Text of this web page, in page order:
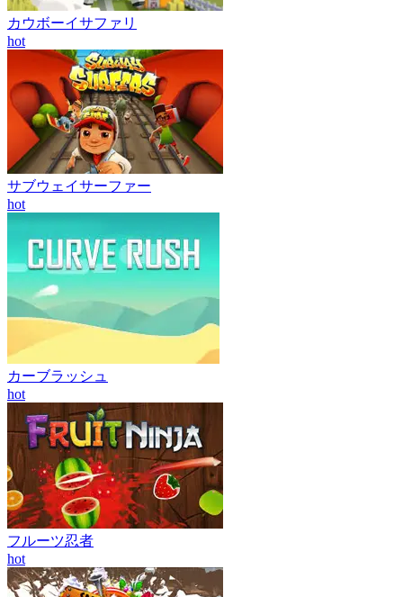
カウボーイサファリ
hot
サブウェイサーファー
hot
カーブラッシュ
hot
フルーツ忍者
hot